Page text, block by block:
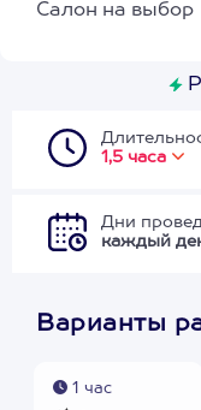
Cалон на выбор
1,5 часа
Дни
каждый
Варианты
1 час